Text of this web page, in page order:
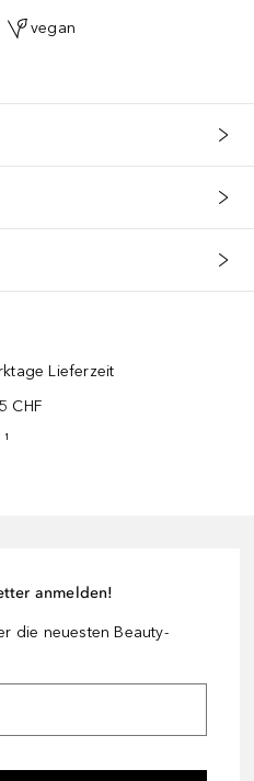
vegan
Lieferzeit
CHF
anmelden!
die neuesten Beauty-